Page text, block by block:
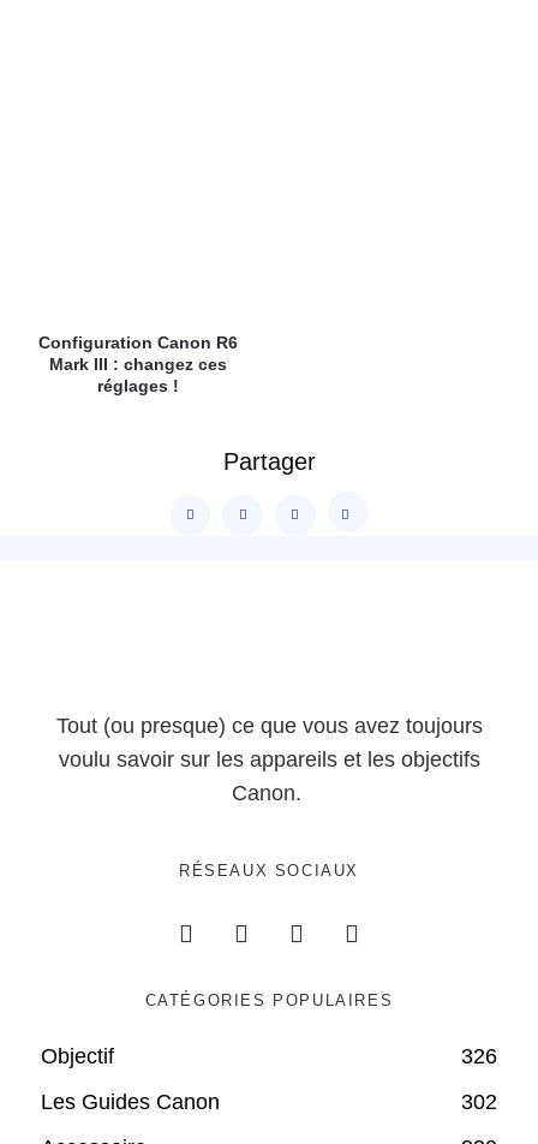
Configuration Canon R6
Mark III : changez ces
réglages !
Partager
Tout (ou presque) ce que vous avez toujours
voulu savoir sur les appareils et les objectifs
Canon.
RÉSEAUX SOCIAUX
CATÉGORIES POPULAIRES
Objectif
326
Les Guides Canon
302